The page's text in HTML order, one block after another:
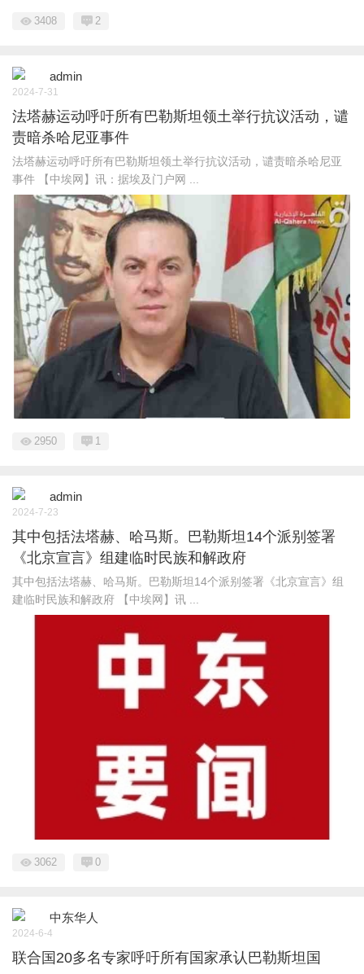
3408 2
admin
2024-7-31
法塔赫运动呼吁所有巴勒斯坦领土举行抗议活动，谴
责暗杀哈尼亚事件
法塔赫运动呼吁所有巴勒斯坦领土举行抗议活动，谴责暗杀哈尼亚
事件 【中埃网】讯：据埃及门户网 ...
2950 1
admin
2024-7-23
其中包括法塔赫、哈马斯。巴勒斯坦14个派别签署
《北京宣言》组建临时民族和解政府
其中包括法塔赫、哈马斯。巴勒斯坦14个派别签署《北京宣言》组
建临时民族和解政府 【中埃网】讯 ...
3062 0
中东华人
2024-6-4
联合国20多名专家呼吁所有国家承认巴勒斯坦国